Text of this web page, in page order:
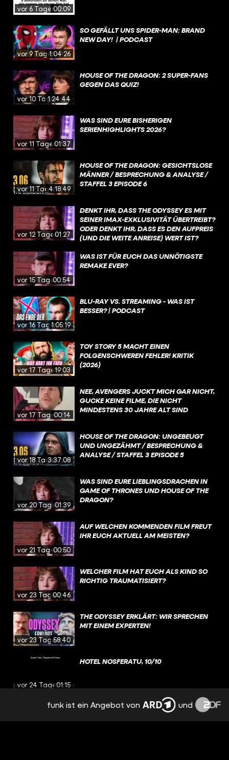
vor 6 Tagen00:09
vor 9 Tagen1:04:26
SO GEFÄLLT UNS SPIDER-MAN: BRAND
NEW DAY! | PODCAST
vor 10 Tagen1:24:44
HOUSE OF THE DRAGON: 2 SUPER-FANS
GEGEN DAS QUIZ!
vor 11 Tagen01:37
WAS SIND EURE BISHERIGEN
SERIENHIGHLIGHTS 2026?
vor 11 Tagen4:18:49
HOUSE OF THE DRAGON: GESICHTSLOSE
MÄNNER / BESPRECHUNG & ANALYSE /
STAFFEL 3 EPISODE 6
vor 12 Tagen01:27
DENKT IHR, DASS THE ODYSSEY ES MIT
SEINER IMAX-EXKLUSIVITÄT ÜBERTREIBT?
ODER DENKT IHR, DASS ES DEN AUFPREIS
(UND DIE WEITE ANREISE) WERT IST?
vor 15 Tagen00:54
WAS IST FÜR EUCH DAS UNNÖTIGSTE
REMAKE EVER?
vor 16 Tagen1:05:19
BLU-RAY VS. STREAMING - WAS IST
BESSER? | PODCAST
vor 17 Tagen19:03
TOY STORY 5 MACHT EINEN
FOLGENSCHWEREN FEHLER! KRITIK
(2026)
vor 17 Tagen00:14
NEE, AVENGERS JUCKT MICH GAR NICHT,
GUCKE KEINE FILME, DIE NICHT
MINDESTENS 30 JAHRE ALT SIND
vor 18 Tagen3:37:08
HOUSE OF THE DRAGON: UNGEBEUGT
UND UNGEZÄHMT / BESPRECHUNG &
ANALYSE / STAFFEL 3 EPISODE 5
vor 20 Tagen01:39
WAS SIND EURE LIEBLINGSDRACHEN IN
GAME OF THRONES UND HOUSE OF THE
DRAGON?
vor 21 Tagen00:50
AUF WELCHEN KOMMENDEN FILM FREUT
IHR EUCH AKTUELL AM MEISTEN?
vor 23 Tagen00:46
WELCHER FILM HAT EUCH ALS KIND SO
RICHTIG TRAUMATISIERT?
vor 23 Tagen58:40
THE ODYSSEY ERKLÄRT: WIR SPRECHEN
MIT EINEM EXPERTEN!
vor 24 Tagen01:15
HOTEL NOSFERATU, 10/10
KRITIK: THE ODYSSEY / DIE ODYSSEE
funk ist ein Angebot von und